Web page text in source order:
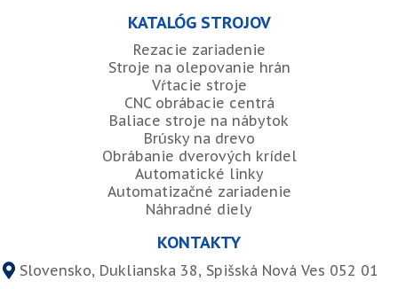
KATALÓG STROJOV
Rezacie zariadenie
Stroje na olepovanie hrán
Vŕtacie stroje
CNC obrábacie centrá
Baliace stroje na nábytok
Brúsky na drevo
Obrábanie dverových krídel
Automatické linky
Automatizačné zariadenie
Náhradné diely
KONTAKTY
Slovensko, Duklianska 38, Spišská Nová Ves 052 01